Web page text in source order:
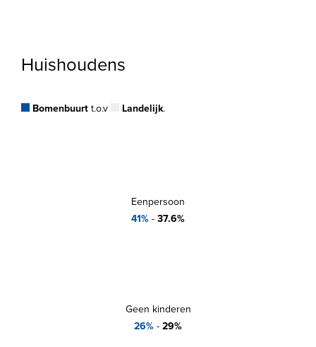
Huishoudens
Bomenbuurt t.o.v Landelijk.
Eenpersoon
41% - 37.6%
Geen kinderen
26% - 29%